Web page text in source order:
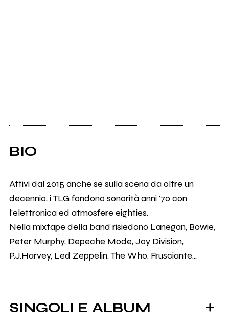
BIO
Attivi dal 2015 anche se sulla scena da oltre un
decennio, i TLG fondono sonorità anni '70 con
l'elettronica ed atmosfere eighties.
Nella mixtape della band risiedono Lanegan, Bowie,
Peter Murphy, Depeche Mode, Joy Division,
P.J.Harvey, Led Zeppelin, The Who, Frusciante...
SINGOLI E ALBUM